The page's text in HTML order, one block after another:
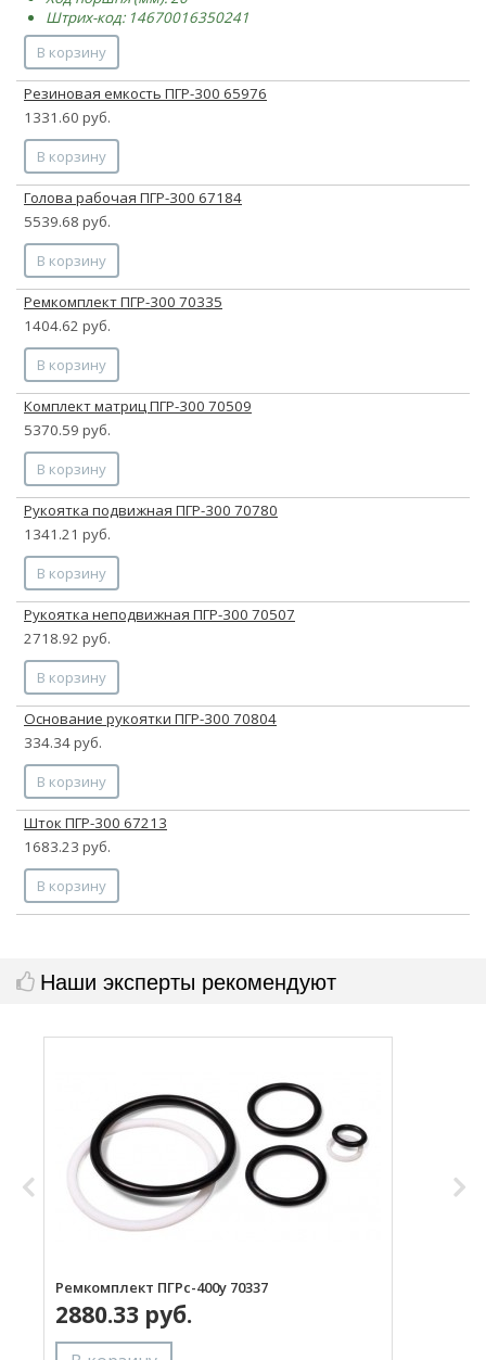
Штрих-код: 14670016350241
В корзину
Резиновая емкость ПГР-300 65976
1331.60 руб.
В корзину
Голова рабочая ПГР-300 67184
5539.68 руб.
В корзину
Ремкомплект ПГР-300 70335
1404.62 руб.
В корзину
Комплект матриц ПГР-300 70509
5370.59 руб.
В корзину
Рукоятка подвижная ПГР-300 70780
1341.21 руб.
В корзину
Рукоятка неподвижная ПГР-300 70507
2718.92 руб.
В корзину
Основание рукоятки ПГР-300 70804
334.34 руб.
В корзину
Шток ПГР-300 67213
1683.23 руб.
В корзину
Наши эксперты рекомендуют
Ремкомплект ПГРс-400у 70337
2880.33 руб.